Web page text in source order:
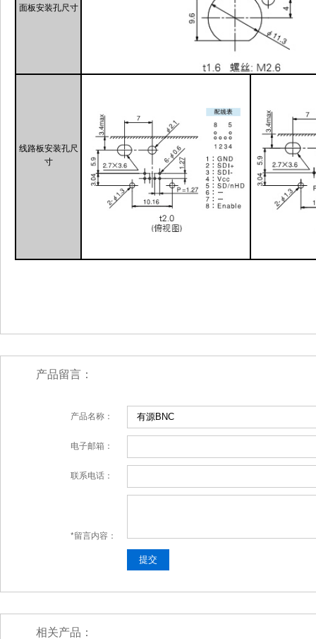
面板安装孔尺寸
线路板安装孔尺
寸
产品留言：
产品名称：
电子邮箱：
联系电话：
*留言内容：
相关产品：